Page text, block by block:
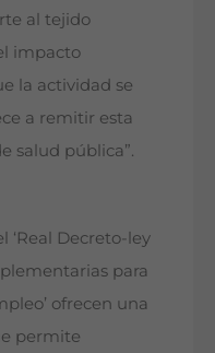
al tejido
impacto
la actividad se
a remitir esta
salud pública”.
‘Real Decreto-ley
para
ofrecen una
permite